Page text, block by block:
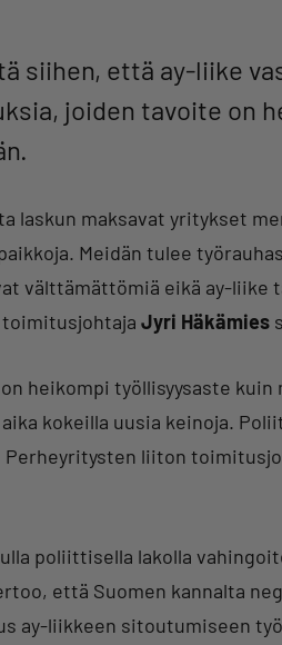
siihen, että ay-liike
joiden tavoite on
laskun maksavat yritykset
Meidän tulee
välttämättömiä eikä ay-liike
Jyri Häkämies
heikompi työllisyysaste kuin
kokeilla uusia keinoja.
liiton
poliittisella lakolla
että Suomen kannalta
ay-liikkeen sitoutumiseen